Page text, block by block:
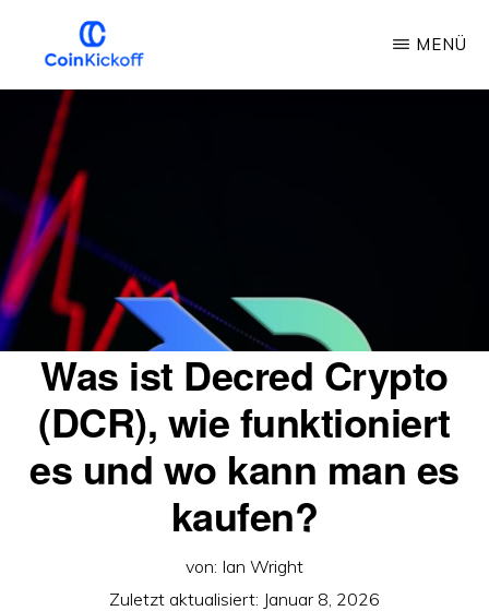
Hauptinhalt
springen
MÜNZANSTOSS
MENÜ
Was ist Decred Crypto
(DCR), wie funktioniert
es und wo kann man es
kaufen?
von: Ian Wright
Zuletzt aktualisiert: Januar 8, 2026